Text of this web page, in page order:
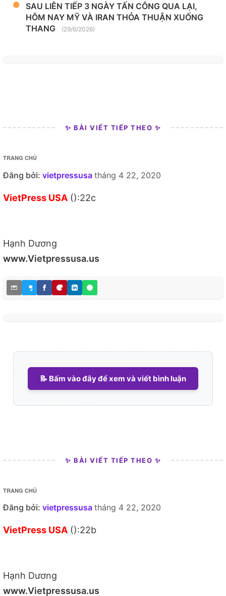
SAU LIÊN TIẾP 3 NGÀY TẤN CÔNG QUA LẠI,
HÔM NAY MỸ VÀ IRAN THỎA THUẬN XUỐNG
THANG
(29/6/2026)
✨ BÀI VIẾT TIẾP THEO ✨
TRANG CHỦ
Đăng bởi: vietpressusa tháng 4 22, 2020
VietPress USA ():22c
Hạnh Dương
www.Vietpressusa.us
📝 Bấm vào đây để xem và viết bình luận
✨ BÀI VIẾT TIẾP THEO ✨
TRANG CHỦ
Đăng bởi: vietpressusa tháng 4 22, 2020
VietPress USA ():22b
Hạnh Dương
www.Vietpressusa.us